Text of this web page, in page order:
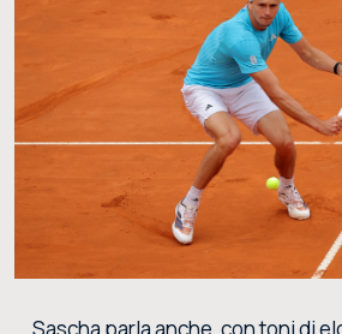
Sascha parla anche, con toni di